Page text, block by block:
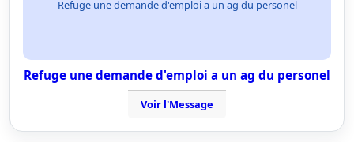
Refuge une demande d'emploi a un ag du personel
Refuge une demande d'emploi a un ag du personel
Voir l'Message